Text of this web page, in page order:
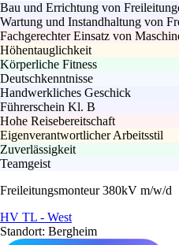
Bau und Errichtung von
Wartung und Instandhaltung von
Fachgerechter Einsatz von
Höhentauglichkeit
Körperliche Fitness
Deutschkenntnisse
Handwerkliches Geschick
Führerschein Kl. B
Hohe Reisebereitschaft
Eigenverantwortlicher Arbeitsstil
Zuverlässigkeit
Teamgeist
Freileitungsmonteur 380kV m/w/d
HV TL - West
Standort: Bergheim